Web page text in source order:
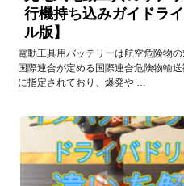
行機持ち込みガイドラ
ル版】
電動工具用バッテリーは航空危険物
国際連合が定める国際連合危険物輸
に指定されており、爆発や …